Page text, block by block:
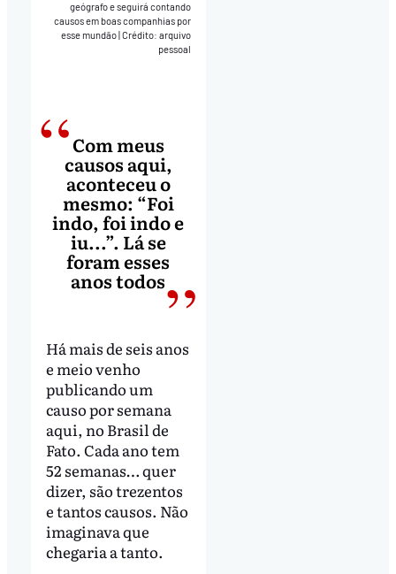
geógrafo e seguirá contando
causos em boas companhias por
esse mundão Crédito: arquivo
pessoal
Com meus
causos aqui,
aconteceu o
mesmo: “Foi
indo, foi indo e
iu...”. Lá se
foram esses
anos todos
Há mais de seis anos
e meio venho
publicando um
causo por semana
aqui, no Brasil de
Fato. Cada ano tem
52 semanas… quer
dizer, são trezentos
e tantos causos. Não
imaginava que
chegaria a tanto.